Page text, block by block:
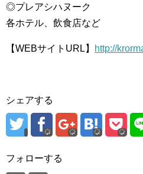
◎プレアシハヌーク
各ホテル、飲食店など
【WEBサイトURL】 http://
シェアする
フォローする